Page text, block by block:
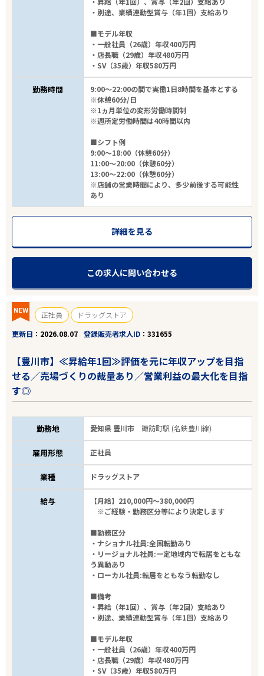
・別途、業績連動型賞与（年1回）支給あり
■モデル年収
・一般社員（26歳）年収400万円
・店長職（29歳）年収480万円
・SV（35歳）年収580万円
勤務時間
9:00～22:00の間で実働1日8時間を基本とする
※休憩60分/日
※1ヵ月単位の変形労働時間制
※週所定労働時間は40時間以内
■シフト例
9:00～18:00（休憩60分）
11:00～20:00（休憩60分）
13:00～22:00（休憩60分）
※店舗の営業時間により、多少前後する可能性
あり
詳細を見る
この求人に問い合わせる
NEW 正社員
ドラッグストア
更新日
2026.08.07 登録販売者求人ID 331655
【豊川市】≪昇給年1回≫評価を元に年収アップを目指
せる／売場づくりの裁量あり／営業利益の最大化を目指
す◎
勤務地 愛知県 豊川市諏訪町駅 (名鉄豊川線)
雇用形態 正社員
業種 ドラッグストア
給与
【月給】210,000円～380,000円
※ご経験・勤務区分等により決定します
■勤務区分
・ナショナル社員:全国転勤あり
・リージョナル社員:一定地域内で転居をともな
う異動あり
・ローカル社員:転居をともなう転勤なし
■備考
・昇給（年1回）、賞与（年2回）支給あり
・別途、業績連動型賞与（年1回）支給あり
■モデル年収
・一般社員（26歳）年収400万円
・店長職（29歳）年収480万円
・SV（35歳）年収580万円